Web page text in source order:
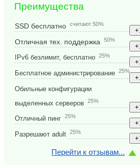
Преимущества
SSD бесплатно считают 50%
Отличная тех. поддержка 50%
IPv6 безлимит, бесплатно 25%
Бесплатное администрирование 25%
Обильные конфигурации
выделенных серверов
25%
Отличный пинг 25%
Разрешают adult 25%
Перейти к отзывам...